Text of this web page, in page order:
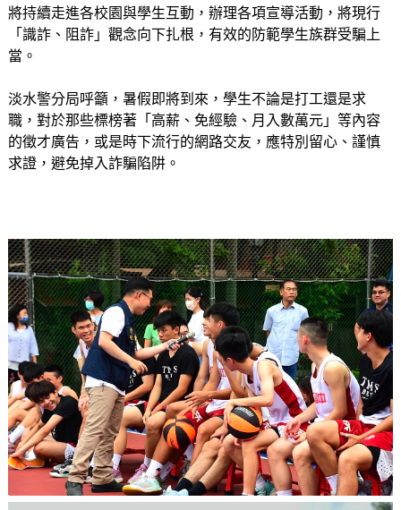
將持續走進各校園與學生互動，辦理各項宣導活動，將現行
「識詐、阻詐」觀念向下扎根，有效的防範學生族群受騙上
當。
淡水警分局呼籲，暑假即將到來，學生不論是打工還是求
職，對於那些標榜著「高薪、免經驗、月入數萬元」等內容
的徵才廣告，或是時下流行的網路交友，應特別留心、謹慎
求證，避免掉入詐騙陷阱。